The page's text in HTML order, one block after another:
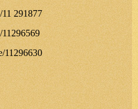
291877
11296630